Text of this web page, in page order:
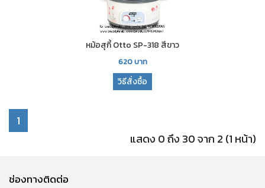
หม้อสุกี้ Otto SP-318 สีขาว
620บาท
วิธีสั่งซื้อ
1
แสดง 0 ถึง 30 จาก 2 (1 หน้า)
ช่องทางติดต่อ